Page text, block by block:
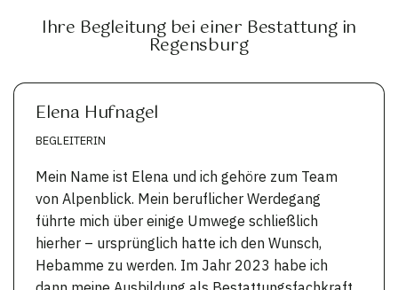
Ihre Begleitung bei einer Bestattung in
Regensburg
Elena Hufnagel
BEGLEITERIN
Mein Name ist Elena und ich gehöre zum Team
von Alpenblick. Mein beruflicher Werdegang
führte mich über einige Umwege schließlich
hierher – ursprünglich hatte ich den Wunsch,
Hebamme zu werden. Im Jahr 2023 habe ich